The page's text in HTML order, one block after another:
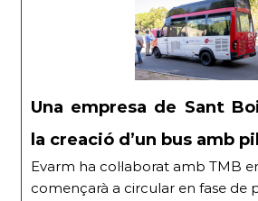
Una empresa de Sant
la creació d’un bus amb
Evarm ha col·laborat amb TMB
començarà a circular en fase de